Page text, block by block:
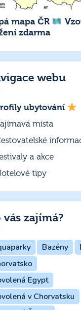
mapa ČR
zdarma
webu
ubytování
místa
a akce
tipy
vás zajímá?
Bazény
Egypt
v Chorvatsku